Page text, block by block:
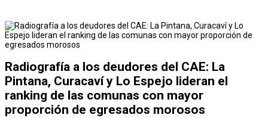
Radiografía a los deudores del CAE: La
Pintana, Curacaví y Lo Espejo lideran el
ranking de las comunas con mayor
proporción de egresados morosos